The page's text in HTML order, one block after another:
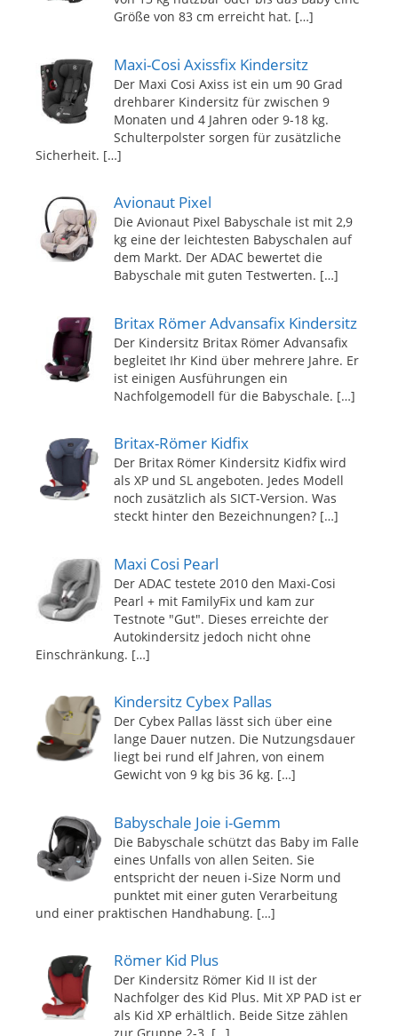
Größe von 83 cm erreicht hat. […]
Maxi-Cosi Axissfix Kindersitz
Der Maxi Cosi Axiss ist ein um 90 Grad
drehbarer Kindersitz für zwischen 9
Monaten und 4 Jahren oder 9-18 kg.
Schulterpolster sorgen für zusätzliche
Sicherheit. […]
Avionaut Pixel
Die Avionaut Pixel Babyschale ist mit 2,9
kg eine der leichtesten Babyschalen auf
dem Markt. Der ADAC bewertet die
Babyschale mit guten Testwerten. […]
Britax Römer Advansafix Kindersitz
Der Kindersitz Britax Römer Advansafix
begleitet Ihr Kind über mehrere Jahre. Er
ist einigen Ausführungen ein
Nachfolgemodell für die Babyschale. […]
Britax-Römer Kidfix
Der Britax Römer Kindersitz Kidfix wird
als XP und SL angeboten. Jedes Modell
noch zusätzlich als SICT-Version. Was
steckt hinter den Bezeichnungen?[…]
Maxi Cosi Pearl
Der ADAC testete 2010 den Maxi-Cosi
Pearl + mit FamilyFix und kam zur
Testnote "Gut". Dieses erreichte der
Autokindersitz jedoch nicht ohne
Einschränkung. […]
Kindersitz Cybex Pallas
Der Cybex Pallas lässt sich über eine
lange Dauer nutzen. Die Nutzungsdauer
liegt bei rund elf Jahren, von einem
Gewicht von 9 kg bis 36 kg. […]
Babyschale Joie i-Gemm
Die Babyschale schützt das Baby im Falle
eines Unfalls von allen Seiten. Sie
entspricht der neuen i-Size Norm und
punktet mit einer guten Verarbeitung
und einer praktischen Handhabung. […]
Römer Kid Plus
Der Kindersitz Römer Kid II ist der
Nachfolger des Kid Plus. Mit XP PAD ist er
als Kid XP erhältlich. Beide Sitze zählen